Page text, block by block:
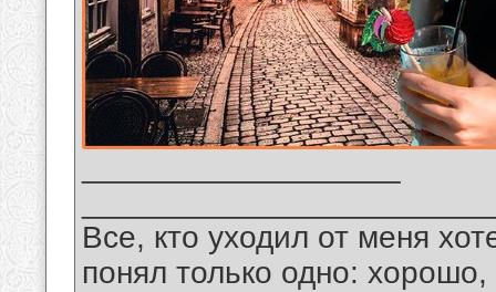
Все, кто уходил от меня
понял только одно: